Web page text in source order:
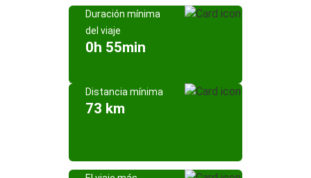
Duración mínima
del viaje
0h 55min
Distancia mínima
73 km